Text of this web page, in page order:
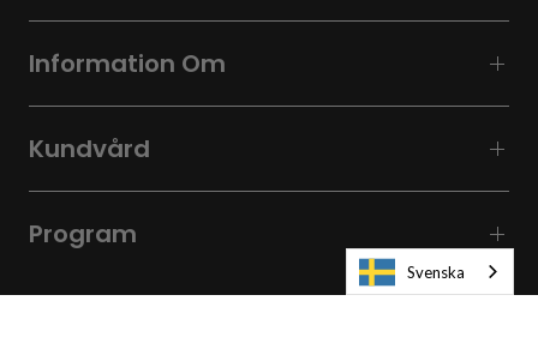
Information Om
Kundvård
Program
Svenska